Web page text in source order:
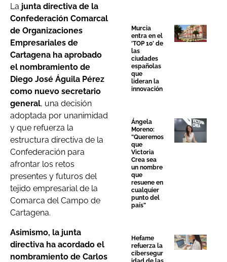
La junta directiva de la
Confederación Comarcal
de Organizaciones
Empresariales de
Cartagena ha aprobado
el nombramiento de
Diego José Águila Pérez
como nuevo secretario
general, una decisión
adoptada por unanimidad
y que refuerza la
estructura directiva de la
Confederación para
afrontar los retos
presentes y futuros del
tejido empresarial de la
Comarca del Campo de
Cartagena.
Asimismo, la junta
directiva ha acordado el
nombramiento de Carlos
Murcia
entra en el
‘TOP 10’ de
las
ciudades
españolas
que
lideran la
innovación
Ángela
Moreno:
“Queremos
que
Victoria
Crea sea
un nombre
que
resuene en
cualquier
punto del
país”
Hefame
refuerza la
cibersegur